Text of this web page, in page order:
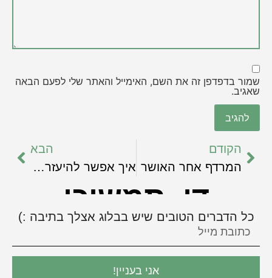
שמור בדפדפן זה את השם, האימייל והאתר שלי לפעם הבאה
שאגיב.
הקודם
המרדף אחר האושר
הבא
איך אפשר להיעזר ב AI לכתיבת פוסטים ועדיין לשמור על הקול הייחודי והאותנטי שלנו?
די, תמשיכי
כל הדברים הטובים שיש בבלוג אצלך בתיבה :)
אני בעניין!